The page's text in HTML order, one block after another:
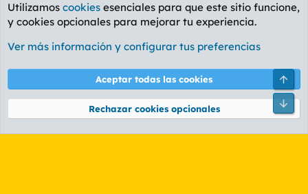
Foro General
Cookies
PL OLDSTYLE AMARILLO
Términos y reglas Política de privacidad Ayuda
Community platform by XenForo® © 2010-2026 XenForo Ltd.
Utilizamos cookies esenciales para que este sitio funcione,
y cookies opcionales para mejorar tu experiencia.
Ver más información y configurar tus preferencias
Aceptar todas las cookies
Rechazar cookies opcionales
Pie